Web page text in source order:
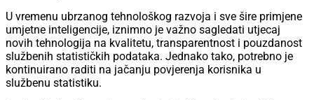
U vremenu ubrzanog tehnološkog razvoja i sve šire primjene
umjetne inteligencije, iznimno je važno sagledati utjecaj
novih tehnologija na kvalitetu, transparentnost i pouzdanost
službenih statističkih podataka. Jednako tako, potrebno je
kontinuirano raditi na jačanju povjerenja korisnika u
službenu statistiku.